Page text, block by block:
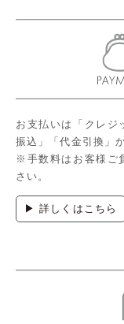
お支払いは「クレ
振込」「代金引換」
※手数料はお客様ご
さい。
▶ 詳しくはこちら